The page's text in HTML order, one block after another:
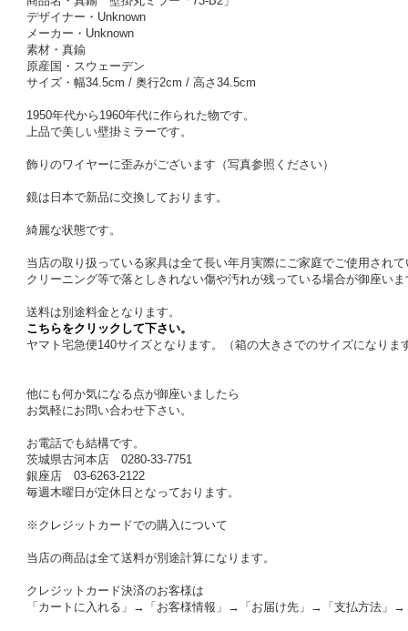
デザイナー・Unknown
メーカー・Unknown
素材・真鍮
原産国・スウェーデン
サイズ・幅34.5cm / 奥行2cm / 高さ34.5cm
1950年代から1960年代に作られた物です。
上品で美しい壁掛ミラーです。
飾りのワイヤーに歪みがございます（写真参照ください）
鏡は日本で新品に交換しております。
綺麗な状態です。
当店の取り扱っている家具は全て長い年月実際にご家庭でご使用され
クリーニング等で落としきれない傷や汚れが残っている場合が御座い
送料は別途料金となります。
こちらをクリックして下さい。
ヤマト宅急便140サイズとなります。（箱の大きさでのサイズになりま
他にも何か気になる点が御座いましたら
お気軽にお問い合わせ下さい。
お電話でも結構です。
茨城県古河本店 0280-33-7751
銀座店 03-6263-2122
毎週木曜日が定休日となっております。
※クレジットカードでの購入について
当店の商品は全て送料が別途計算になります。
クレジットカード決済のお客様は
「カートに入れる」→「お客様情報」→「お届け先」→「支払方法」